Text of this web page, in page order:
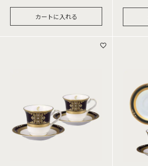
カートに入れる